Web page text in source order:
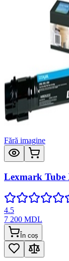
Fără imagine
Lexmark Tube
4.5
7 200 MDL
În coș